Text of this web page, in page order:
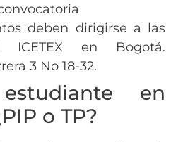
deben dirigirse a las
ICETEX en Bogotá.
3 No 18-32.
en
o TP?